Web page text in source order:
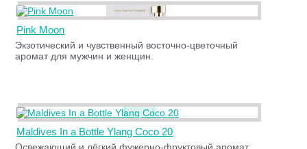
Pink Moon
Экзотический и чувственный восточно-цветочный
аромат для мужчин и женщин.
Maldives In a Bottle Ylang Coco 20